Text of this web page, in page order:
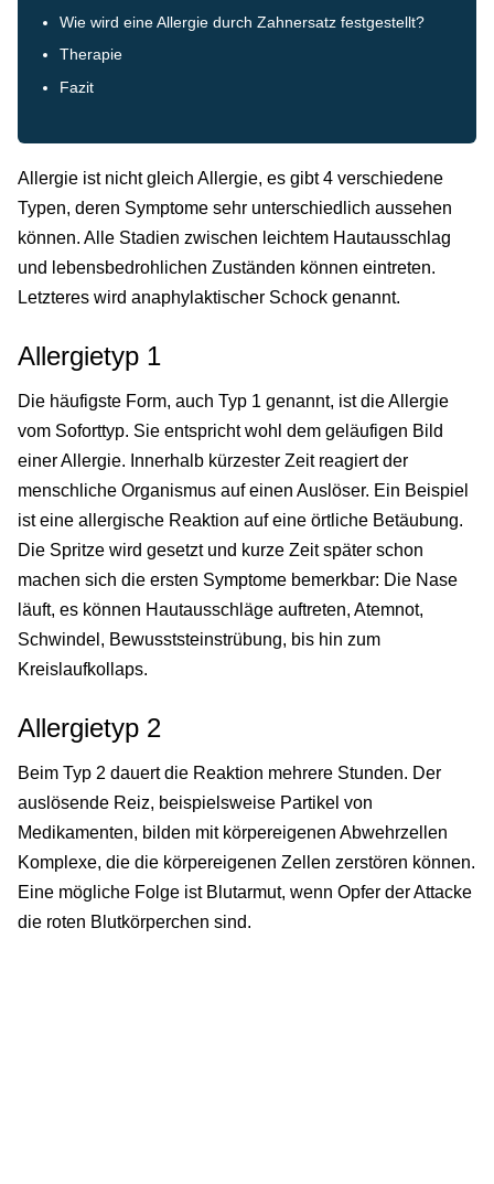
Wie wird eine Allergie durch Zahnersatz festgestellt?
Therapie
Fazit
Allergie ist nicht gleich Allergie, es gibt 4 verschiedene
Typen, deren Symptome sehr unterschiedlich aussehen
können. Alle Stadien zwischen leichtem Hautausschlag
und lebensbedrohlichen Zuständen können eintreten.
Letzteres wird anaphylaktischer Schock genannt.
Allergietyp 1
Die häufigste Form, auch Typ 1 genannt, ist die Allergie
vom Soforttyp. Sie entspricht wohl dem geläufigen Bild
einer Allergie. Innerhalb kürzester Zeit reagiert der
menschliche Organismus auf einen Auslöser. Ein Beispiel
ist eine allergische Reaktion auf eine örtliche Betäubung.
Die Spritze wird gesetzt und kurze Zeit später schon
machen sich die ersten Symptome bemerkbar: Die Nase
läuft, es können Hautausschläge auftreten, Atemnot,
Schwindel, Bewusststeinstrübung, bis hin zum
Kreislaufkollaps.
Allergietyp 2
Beim Typ 2 dauert die Reaktion mehrere Stunden. Der
auslösende Reiz, beispielsweise Partikel von
Medikamenten, bilden mit körpereigenen Abwehrzellen
Komplexe, die die körpereigenen Zellen zerstören können.
Eine mögliche Folge ist Blutarmut, wenn Opfer der Attacke
die roten Blutkörperchen sind.